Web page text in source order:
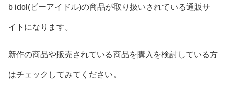
b idol(ビーアイドル)の商品が取り扱いされている通販サ
イトになります。
新作の商品や販売されている商品を購入を検討している方
はチェックしてみてください。